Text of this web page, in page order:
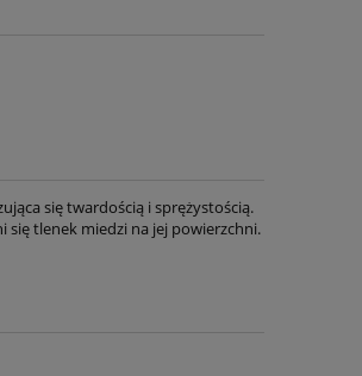
się twardością i sprężystością.
się tlenek miedzi na jej powierzchni.